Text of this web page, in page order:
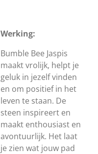
Werking:
Bumble Bee Jaspis
maakt vrolijk, helpt je
geluk in jezelf vinden
en om positief in het
leven te staan. De
steen inspireert en
maakt enthousiast en
avontuurlijk. Het laat
je zien wat jouw pad